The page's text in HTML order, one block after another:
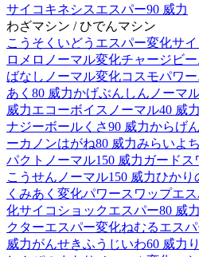
サイコキネシスエスパー90 威力
わざマシン / ひでんマシン
こうそくいどう エスパー変化サ
ロメロ ノーマル変化チャージビー
ばなし ノーマル変化コスモパワー
あく 80 威力かげぶんしん ノーマ
威力エコーボイス ノーマル40 威力
ナジーボール くさ90 威力からげ
ーカノンはがね80 威力みらいよち
パクト ノーマル150 威力 ガードス
こうせん ノーマル150 威力ひかり
くみあく 変化パワースワップエ
化サイコショックエスパー80 威力
クターエスパー変化ねむるエス
威力がんせきふうじいわ60 威力